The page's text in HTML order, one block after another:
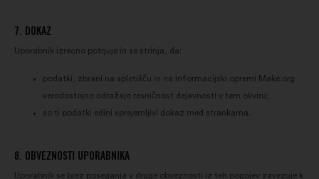
7. DOKAZ
Uporabnik izrecno potrjuje in se strinja, da:
podatki, zbrani na spletišču in na informacijski opremi Make.org
verodostojno odražajo resničnost dejavnosti v tem okviru;
so ti podatki edini sprejemljivi dokaz med strankama.
8. OBVEZNOSTI UPORABNIKA
Uporabnik se brez poseganja v druge obveznosti iz teh pogojev zavezuje k